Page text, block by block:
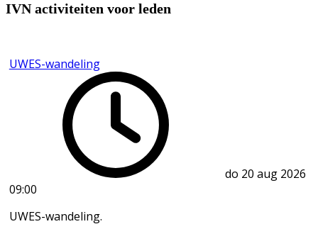
IVN activiteiten voor leden
UWES-wandeling
do 20 aug 2026
09:00
UWES-wandeling.